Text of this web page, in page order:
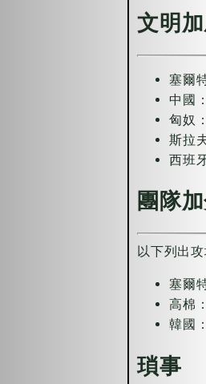
文明
塞爾
中國
匈奴
斯拉
西班
團隊
以下列出
塞爾
高棉
韓國
瑣事